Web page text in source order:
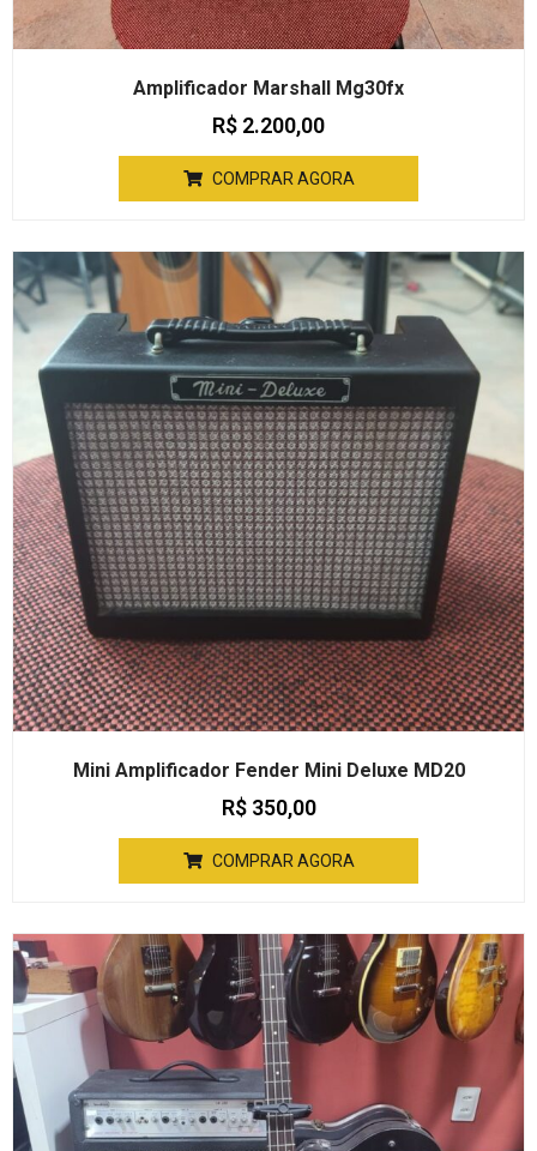
Amplificador Marshall Mg30fx
R$ 2.200,00
COMPRAR AGORA
Mini Amplificador Fender Mini Deluxe MD20
R$350,00
COMPRAR AGORA